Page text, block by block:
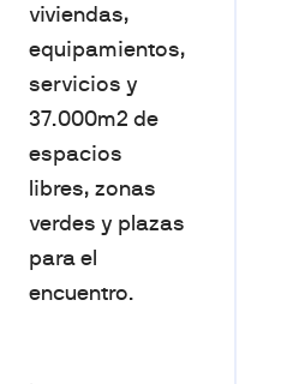
viviendas,
equipamientos,
servicios y
37.000m2 de
espacios
libres, zonas
verdes y plazas
para el
encuentro.